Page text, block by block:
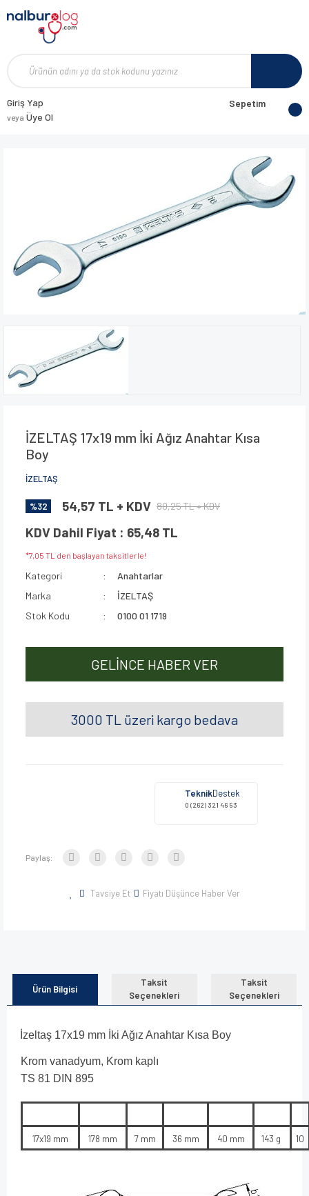
Giriş Yap
veya Üye Ol
Sepetim
İZELTAŞ 17x19 mm İki Ağız Anahtar Kısa
Boy
İZELTAŞ
%32 54,57 TL + KDV 80,25 TL + KDV
KDV Dahil Fiyat : 65,48 TL
*7,05 TL den başlayan taksitlerle!
Kategori
Anahtarlar
Marka
İZELTAŞ
Stok Kodu
0100 01 1719
GELİNCE HABER VER
3000 TL üzeri kargo bedava
TeknikDestek
0 (262) 321 46 53
Paylaş:
Tavsiye Et Fiyatı Düşünce Haber Ver
Ürün Bilgisi
Taksit
Seçenekleri
Taksit
Seçenekleri
İzeltaş 17x19 mm İki Ağız Anahtar Kısa Boy
Krom vanadyum, Krom kaplı
TS 81 DIN 895
17x19 mm 178 mm 7 mm 36 mm 40 mm 143 g 10